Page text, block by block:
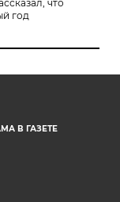
что
год
В ГАЗЕТЕ